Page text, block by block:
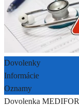
Dovolenky
Informácie
Oznamy
Dovolenka